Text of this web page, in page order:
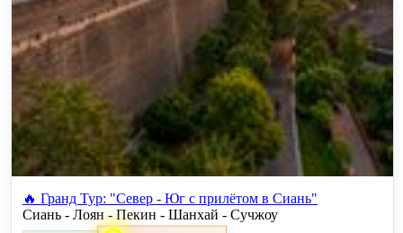
🔥 Гранд Тур: "Север - Юг с прилётом в Сиань"
Сиань - Лоян - Пекин - Шанхай - Сучжоу